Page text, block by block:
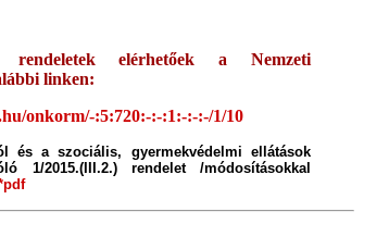
rendeletek elérhetőek a Nemzeti
linken:
onkorm/-:5:720:-:-:1:-:-:-/1/10
és a szociális, gyermekvédelmi ellátások
1/2015.(III.2.) rendelet /módosításokkal